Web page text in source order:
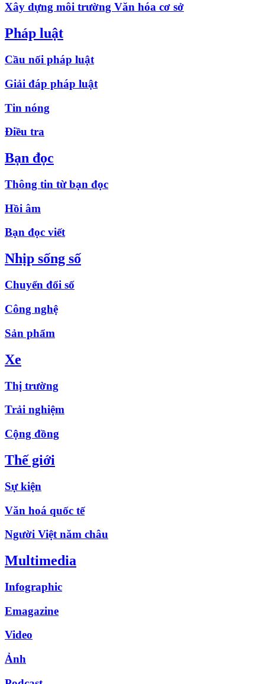
Xây dựng môi trường Văn hóa cơ sở
Pháp luật
Cầu nối pháp luật
Giải đáp pháp luật
Tin nóng
Điều tra
Bạn đọc
Thông tin từ bạn đọc
Hồi âm
Bạn đọc viết
Nhịp sống số
Chuyển đổi số
Công nghệ
Sản phẩm
Xe
Thị trường
Trải nghiệm
Cộng đồng
Thế giới
Sự kiện
Văn hoá quốc tế
Người Việt năm châu
Multimedia
Infographic
Emagazine
Video
Ảnh